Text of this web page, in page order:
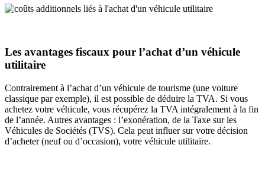
Les avantages fiscaux pour l’achat d’un véhicule
utilitaire
Contrairement à l’achat d’un véhicule de tourisme (une voiture
classique par exemple), il est possible de déduire la TVA. Si vous
achetez votre véhicule, vous récupérez la TVA intégralement à la fin
de l’année. Autres avantages : l’exonération, de la Taxe sur les
Véhicules de Sociétés (TVS). Cela peut influer sur votre décision
d’acheter (neuf ou d’occasion), votre véhicule utilitaire.